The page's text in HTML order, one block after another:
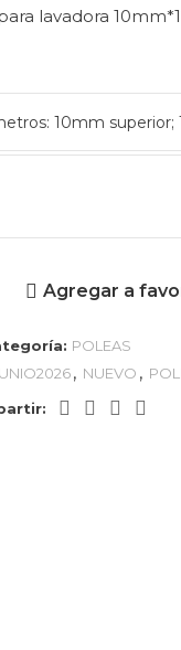
lavadora
10mm
Agregar a
POLEAS
, NUEVO ,